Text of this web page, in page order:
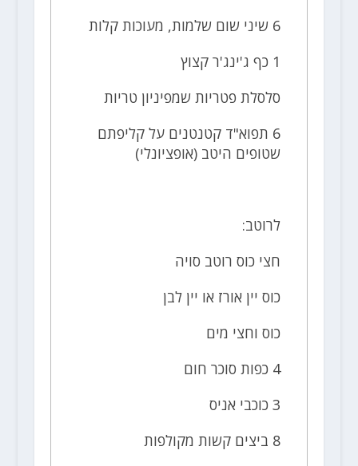
6 שיני שום שלמות, מעוכות קלות
1 כף ג'ינג'ר קצוץ
סלסלת פטריות שמפיניון טריות
6 תפוא"ד קטנטנים על קליפתם
שטופים היטב (אופציונלי)
לרוטב:
חצי כוס רוטב סויה
כוס יין אורז או יין לבן
כוס וחצי מים
4 כפות סוכר חום
3 כוכבי אניס
8 ביצים קשות מקולפות